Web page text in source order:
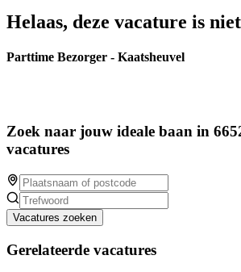
Helaas, deze vacature is
Parttime Bezorger - Kaatsheuvel
Zoek naar jouw ideale baan in
vacatures
Vacatures zoeken
Gerelateerde vacatures